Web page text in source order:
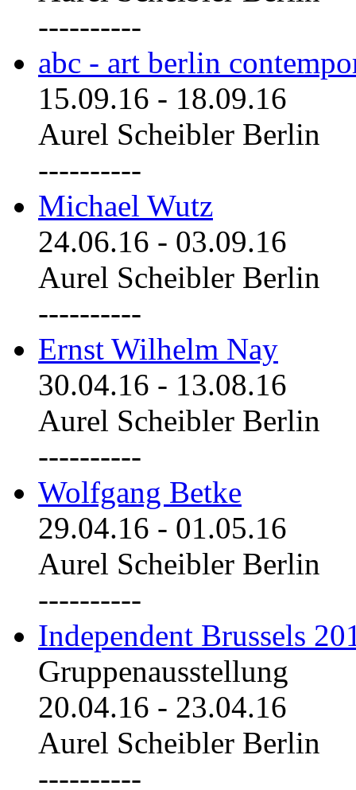
----------
abc - art berlin
15.09.16 - 18.09.16
Aurel Scheibler Berlin
----------
Michael Wutz
24.06.16 - 03.09.16
Aurel Scheibler Berlin
----------
Ernst Wilhelm Nay
30.04.16 - 13.08.16
Aurel Scheibler Berlin
----------
Wolfgang Betke
29.04.16 - 01.05.16
Aurel Scheibler Berlin
----------
Independent Brussels
Gruppenausstellung
20.04.16 - 23.04.16
Aurel Scheibler Berlin
----------